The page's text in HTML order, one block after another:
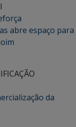
abre espaço para
da